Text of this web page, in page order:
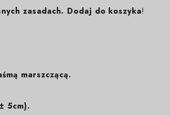
zasadach. Dodaj do koszyka!
marszczącą.
5cm).